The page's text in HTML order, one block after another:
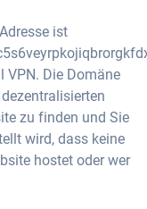
ist
VPN. Die Domäne
zu finden und Sie
wird, dass keine
hostet oder wer